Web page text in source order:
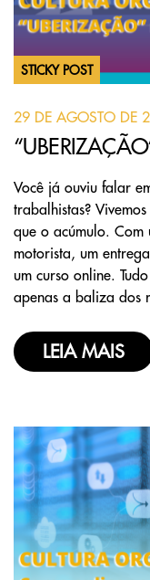
STICKY POST
29 DE AGOSTO DE
Você já ouviu falar
trabalhistas?
que o acúmulo. Com
motorista, um
um curso online.
apenas a baliza dos
LEIA MAIS